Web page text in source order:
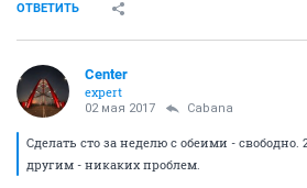
ОТВЕТИТЬ
Center
expert
02 мая 2017 Cabana
Сделать сто за неделю с обеими - свободно.
другим - никаких проблем.